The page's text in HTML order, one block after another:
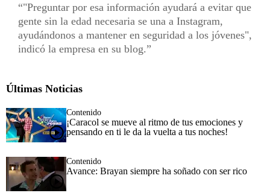
"Preguntar por esa información ayudará a evitar que
gente sin la edad necesaria se una a Instagram,
ayudándonos a mantener en seguridad a los jóvenes",
indicó la empresa en su blog.
Últimas Noticias
Contenido
¡Caracol se mueve al ritmo de tus emociones y
pensando en ti le da la vuelta a tus noches!
Contenido
Avance: Brayan siempre ha soñado con ser rico